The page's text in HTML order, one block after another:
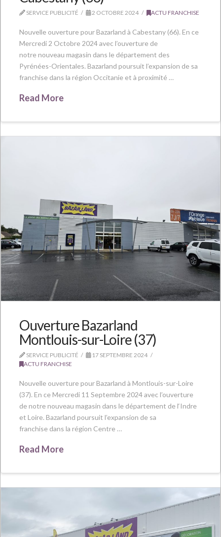
SERVICE PUBLICITÉ 2 OCTOBRE 2024 ACTU FRANCHISE
Nouvelle ouverture pour Bazarland à Cabestany (66). En ce
Mercredi 2 Octobre 2024 avec l’ouverture de
notre nouveau magasin dans le département des
Pyrénées-Orientales. Bazarland poursuit l’expansion de sa
franchise dans la région Occitanie et à proximité …
Read More
Ouverture Bazarland
Montlouis-sur-Loire (37)
SERVICE PUBLICITÉ
17 SEPTEMBRE 2024
ACTU FRANCHISE
Nouvelle ouverture pour Bazarland à Montlouis-sur-Loire
(37). En ce Mercredi 11 Septembre 2024 avec l’ouverture
de notre nouveau magasin dans le département de l‘Indre
et Loire. Bazarland poursuit l’expansion de sa
franchise dans la région Centre …
Read More